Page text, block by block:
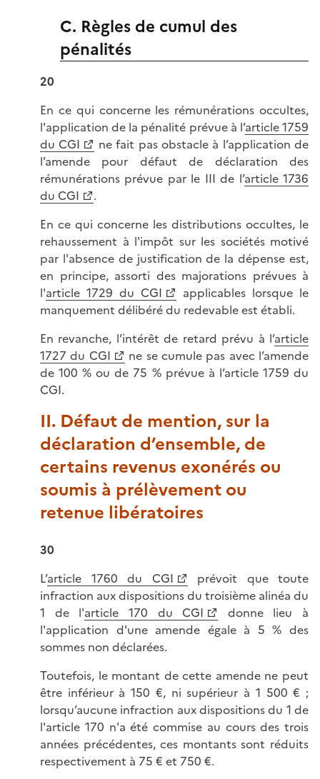
C. Règles de cumul des
pénalités
20
En ce qui concerne les rémunérations occultes,
l'application de la pénalité prévue à l’article 1759
du CGI
ne fait pas obstacle à l’application de
l’amende pour défaut de déclaration des
rémunérations prévue par le III de l’article 1736
du CGI
.
En ce qui concerne les distributions occultes, le
rehaussement à l'impôt sur les sociétés motivé
par l'absence de justification de la dépense est,
en principe, assorti des majorations prévues à
l'article 1729 du CGI
applicables lorsque le
manquement délibéré du redevable est établi.
En revanche, l’intérêt de retard prévu à l’article
1727 du CGI
ne se cumule pas avec l’amende
de 100 % ou de 75 % prévue à l’article 1759 du
CGI.
II. Défaut de mention, sur la
déclaration d’ensemble, de
certains revenus exonérés ou
soumis à prélèvement ou
retenue libératoires
30
L’article 1760 du CGI
prévoit que toute
infraction aux dispositions du troisième alinéa du
1 de l'article 170 du CGI
donne lieu à
l'application d'une amende égale à 5 % des
sommes non déclarées.
Toutefois, le montant de cette amende ne peut
être inférieur à 150 €, ni supérieur à 1 500 € ;
lorsqu’aucune infraction aux dispositions du 1 de
l'article 170 n'a été commise au cours des trois
années précédentes, ces montants sont réduits
respectivement à 75 € et 750 €.